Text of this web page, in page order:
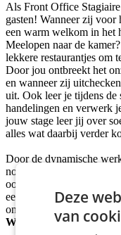
Als Front Office
gasten! Wanneer zij voor
een warm welkom in het
Meelopen naar de
lekkere restaurantjes om
Door jou ontbreekt het
en wanneer zij
uit. Ook leer je tijdens de
handelingen en verwerk
jouw stage leer jij over
alles wat daarbij verder
Door de dynamische
nou nét wat deze stage
ook zijn, één ding blijft
een tevreden gevoel
onze gasten een
WIE BEN JIJ?
Deze
van